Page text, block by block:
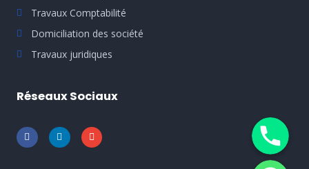
Travaux Comptabilité
Domiciliation des société
Travaux juridiques
Réseaux Sociaux
Phone
WhatsApp